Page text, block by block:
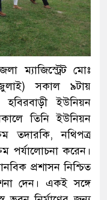
ম্যাজিস্ট্রেট মোঃ
সকাল ৯টায়
ইউনিয়ন
তিনি ইউনিয়ন
তদারকি, নথিপত্র
পর্যালোচনা করেন।
প্রশাসন নিশ্চিত
দেন। একই সঙ্গে